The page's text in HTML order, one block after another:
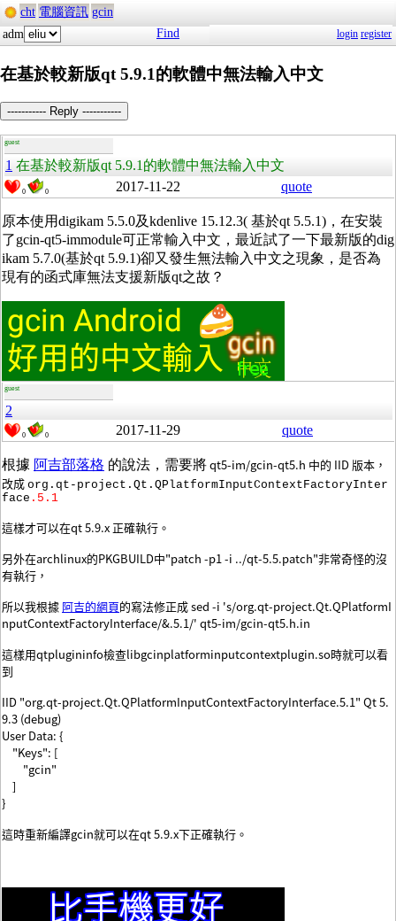
cht 電腦資訊 gcin
adm
Find login register
在基於較新版qt 5.9.1的軟體中無法輸入中文
----------- Reply -----------
guest
1 在基於較新版qt 5.9.1的軟體中無法輸入中文
0 0 2017-11-22 quote
原本使用digikam 5.5.0及kdenlive 15.12.3( 基於qt 5.5.1)，在安裝
了gcin-qt5-immodule可正常輸入中文，最近試了一下最新版的dig
ikam 5.7.0(基於qt 5.9.1)卻又發生無法輸入中文之現象，是否為
現有的函式庫無法支援新版qt之故？
guest
2
0 0 2017-11-29 quote
根據 阿吉部落格 的說法，需要將qt5-im/gcin-qt5.h 中的 IID 版本，
改成 org.qt-project.Qt.QPlatformInputContextFactoryInter
face .5.1
這樣才可以在qt 5.9.x 正確執行。
另外在archlinux的PKGBUILD中"patch -p1 -i ../qt-5.5.patch"非常奇怪的沒
有執行，
所以我根據 阿吉的網頁的寫法修正成 sed -i 's/org.qt-project.Qt.QPlatformI
nputContextFactoryInterface/&.5.1/' qt5-im/gcin-qt5.h.in
這樣用qtplugininfo檢查libgcinplatforminputcontextplugin.so時就可以看
到
IID "org.qt-project.Qt.QPlatformInputContextFactoryInterface.5.1" Qt 5.
9.3 (debug)
User Data: {
"Keys": [
"gcin"
]
}
這時重新編譯gcin就可以在qt 5.9.x下正確執行。